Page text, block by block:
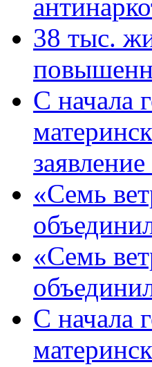
38 тыс.
С начала
«Семь
«Семь
С начала